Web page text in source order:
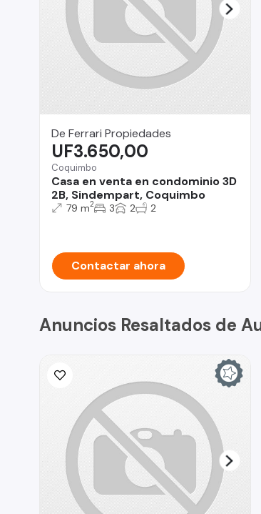
De Ferrari Propiedades
Coquimbo
Casa en venta en condominio 3D
2B, Sindempart, Coquimbo
UF3.650,00
79 m2 3 2 2
Contactar ahora
Anuncios Resaltados de